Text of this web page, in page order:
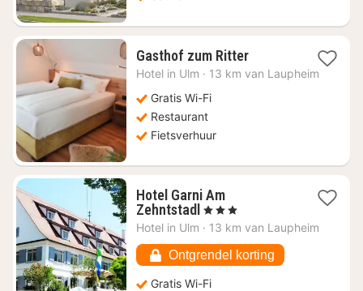
Gasthof zum Ritter1
nacht
Hotel in Ulm · 13 km van Laupheim
Gratis Wi-Fi
Restaurant
Fietsverhuur
Hotel Garni Am
Zehntstadl 1
nacht
€
95,91
, 3 Sterren
Hotel in Ulm · 13 km van Laupheim
Ontgrendel korting
Gratis Wi-Fi